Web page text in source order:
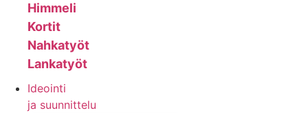
Himmeli
Kortit
Nahkatyöt
Lankatyöt
Ideointi
ja suunnittelu